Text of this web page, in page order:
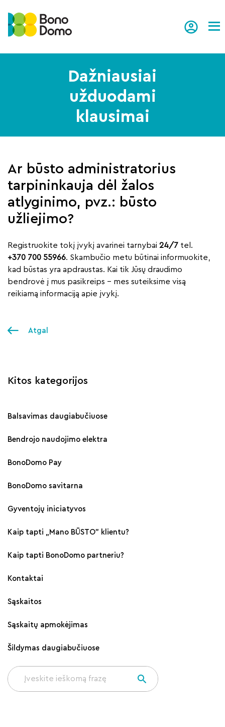
Dažniausiai
užduodami
klausimai
Ar būsto administratorius
tarpininkauja dėl žalos
atlyginimo, pvz.: būsto
užliejimo?
Registruokite tokį įvykį avarinei tarnybai 24/7 tel.
+370 700 55966. Skambučio metu būtinai informuokite,
kad būstas yra apdraustas. Kai tik Jūsų draudimo
bendrovė į mus pasikreips – mes suteiksime visą
reikiamą informaciją apie įvykį.
Atgal
Kitos kategorijos
Balsavimas daugiabučiuose
Bendrojo naudojimo elektra
BonoDomo Pay
BonoDomo savitarna
Gyventojų iniciatyvos
Kaip tapti „Mano BŪSTO" klientu?
Kaip tapti BonoDomo partneriu?
Kontaktai
Sąskaitos
Sąskaitų apmokėjimas
Šildymas daugiabučiuose